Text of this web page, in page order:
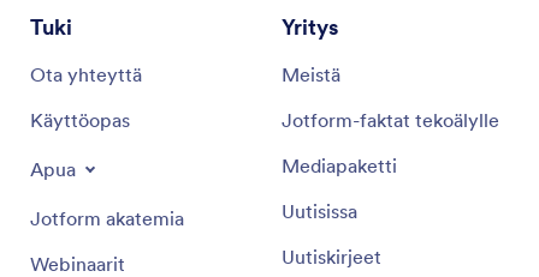
Tuki
Ota yhteyttä
Käyttöopas
Apua
Jotform akatemia
Webinaarit
Yritys
Meistä
Jotform-faktat tekoälylle
Mediapaketti
Uutisissa
Uutiskirjeet